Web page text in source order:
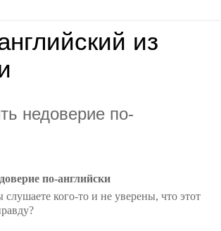
из
недоверие по-
по-английски
слушаете кого-то и не уверены, что этот